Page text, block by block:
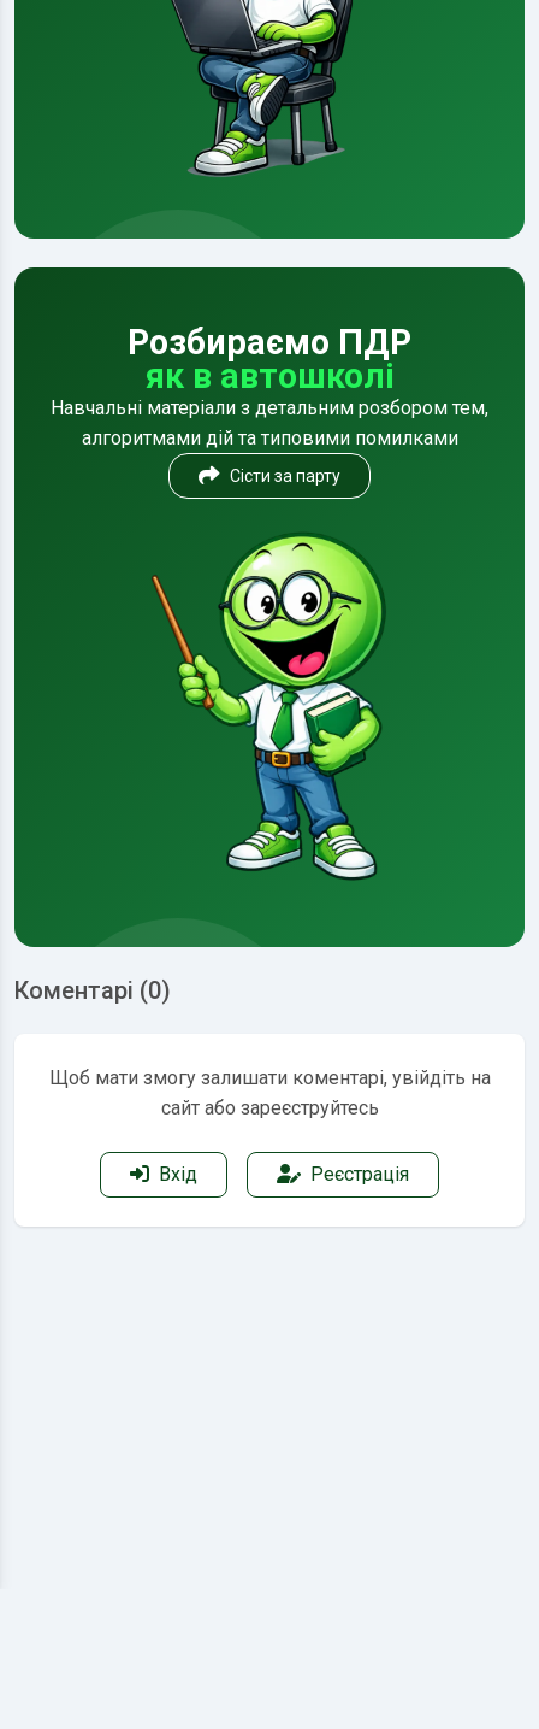
Розбираємо ПДР
як в автошколі
Навчальні матеріали з детальним розбором тем,
алгоритмами дій та типовими помилками
Сісти за парту
Коментарі (0)
Щоб мати змогу залишати коментарі, увійдіть на
сайт або зареєструйтесь
Вхід Реєстрація